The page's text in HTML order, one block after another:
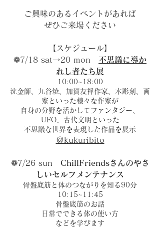
ご興味のあるイベントがあれば
ぜひご来場ください
​【スケジュール】
❁7/18 sat→20 mon 不思議に導か
れし者たち展
10:00~18:00
沈金師、九谷焼、加賀友禅作家、木彫刻、画
家といった様々な作家が
自身の分野を活かしてファンタジー、
UFO、古代文明といった
不思議な世界を表現した作品を展示
＠kukuribito
❁7/26 sun ChillFriendsさんのやさ
しいセルフメンテナンス
骨盤底筋と体のつながりを知る90分
10:15~11:45
骨盤底筋のお話
日常でできる体の使い方
などを学びます